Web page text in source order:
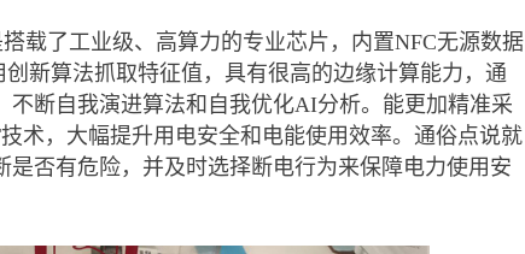
载了工业级、高算力的专业芯片，内置NFC无源数据
新算法抓取特征值，具有很高的边缘计算能力，通
不断自我演进算法和自我优化AI分析。能更加精准采
术，大幅提升用电安全和电能使用效率。通俗点说就
是否有危险，并及时选择断电行为来保障电力使用安